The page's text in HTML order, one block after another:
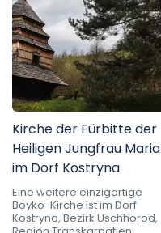
Kirche der Fürbitte der
Heiligen Jungfrau Maria
im Dorf Kostryna
Eine weitere einzigartige
Boyko-Kirche ist im Dorf
Kostryna, Bezirk Uschhorod,